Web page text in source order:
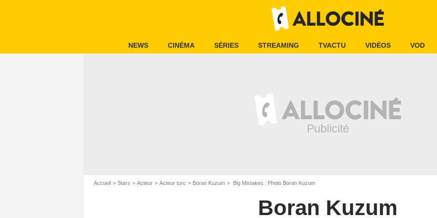
NEWS CINÉMA SÉRIES STREAMING TVACTU VIDÉOS VOD
Accueil Stars Acteur Acteur turc Boran Kuzum Big Mistakes : Photo Boran Kuzum
Boran Kuzum